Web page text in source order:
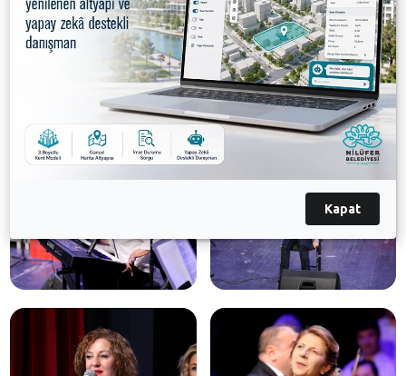
performansları da izleyiciden yoğun alkış aldı.Yaklaşık
iki saat süren konserin sonunda Nilüfer Belediye
Başkan Yardımcısı Dr. Sibel Özer, Müzik Atölyesi
kursiyerlerine sertifikalarını verdi.
Galeri
Kapat